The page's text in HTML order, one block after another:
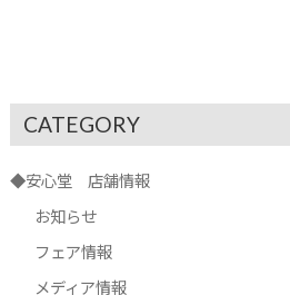
CATEGORY
◆安心堂 店舗情報
お知らせ
フェア情報
メディア情報